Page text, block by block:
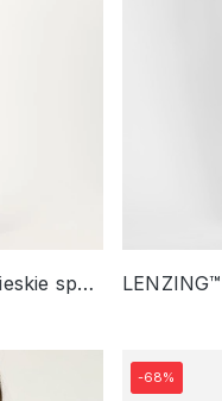
LENZING™ ECOVERO™ Niebieskie spodnie damskie Anna Wide z roślinnym wzorem – Ciao Amore
-68%